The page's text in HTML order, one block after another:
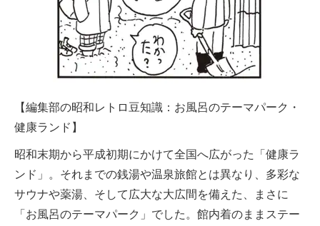
【編集部の昭和レトロ豆知識：お風呂のテーマパーク・
健康ランド】
昭和末期から平成初期にかけて全国へ広がった「健康ラ
ンド」。それまでの銭湯や温泉旅館とは異なり、多彩な
サウナや薬湯、そして広大な大広間を備えた、まさに
「お風呂のテーマパーク」でした。館内着のままステー